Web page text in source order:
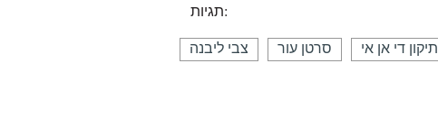
תגיות:
צבי ליבנה סרטן עור תיקון די אן אי